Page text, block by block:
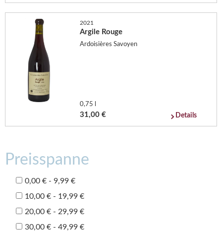
2021
Argile Rouge
Ardoisières Savoyen
0,75 l
31,00 € Details
Preisspanne
0,00 € - 9,99 €
10,00 € - 19,99 €
20,00 € - 29,99 €
30,00 € - 49,99 €